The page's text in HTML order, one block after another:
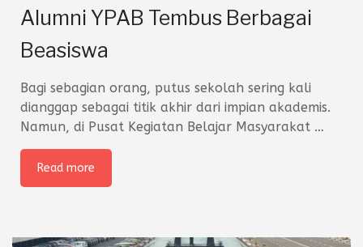
Alumni YPAB Tembus Berbagai
Beasiswa
Bagi sebagian orang, putus sekolah sering kali
dianggap sebagai titik akhir dari impian akademis.
Namun, di Pusat Kegiatan Belajar Masyarakat …
Read more